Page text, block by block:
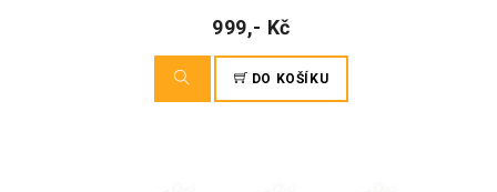
999,- Kč
DO KOŠÍKU